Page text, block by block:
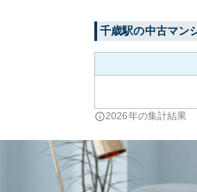
千歳駅の中古マン
2026年の集計結果